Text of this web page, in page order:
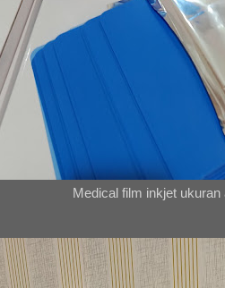
Medical film inkjet ukuran